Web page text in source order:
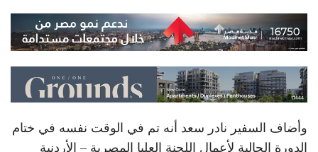
وأضاف السفير نادر سعد أنه تم في الوقت نفسه في ختام
الدورة الحالية لأعمال اللجنة العليا المصرية – الأردنية